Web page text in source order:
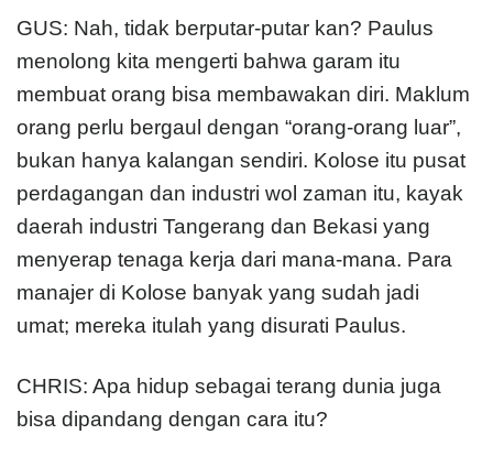
GUS: Nah, tidak berputar-putar kan? Paulus
menolong kita mengerti bahwa garam itu
membuat orang bisa membawakan diri. Maklum
orang perlu bergaul dengan “orang-orang luar”,
bukan hanya kalangan sendiri. Kolose itu pusat
perdagangan dan industri wol zaman itu, kayak
daerah industri Tangerang dan Bekasi yang
menyerap tenaga kerja dari mana-mana. Para
manajer di Kolose banyak yang sudah jadi
umat; mereka itulah yang disurati Paulus.
CHRIS: Apa hidup sebagai terang dunia juga
bisa dipandang dengan cara itu?